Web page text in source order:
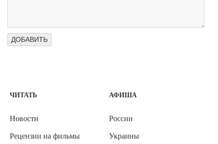
ЧИТАТЬ
Новости
Рецензии на фильмы
АФИША
России
Украины